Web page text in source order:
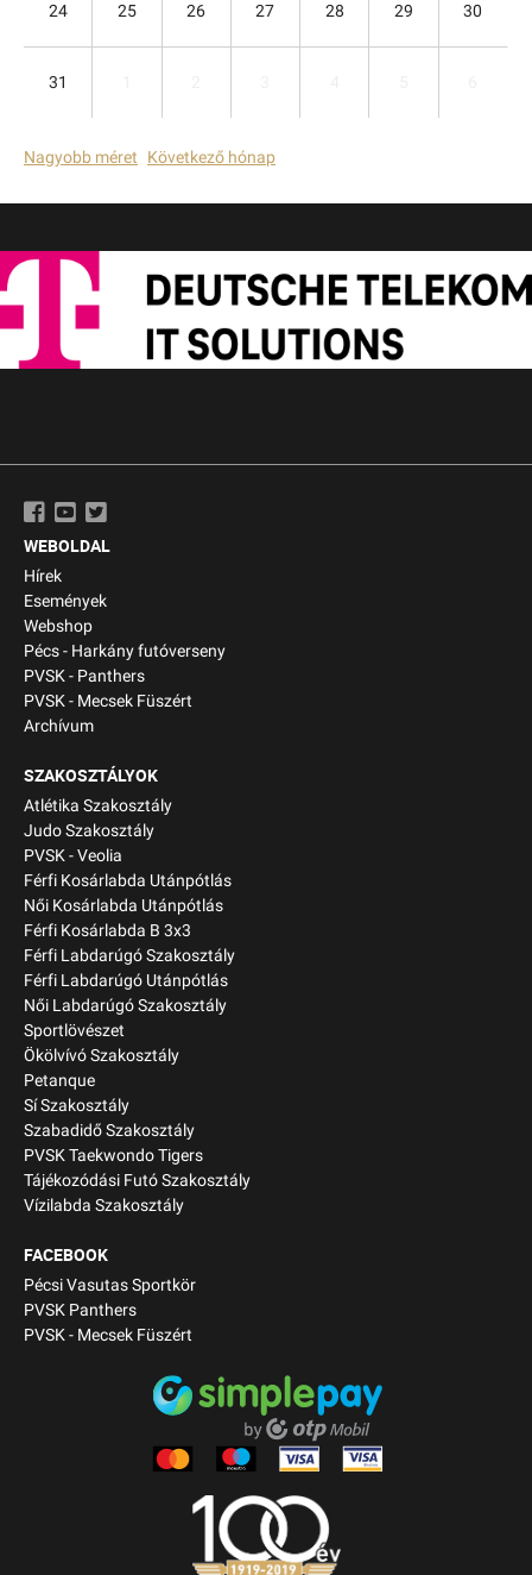
24 25 26 27 28 29 30
31
Nagyobb méret Következő hónap
WEBOLDAL
Hírek
Események
Webshop
Pécs - Harkány futóverseny
PVSK - Panthers
PVSK - Mecsek Füszért
Archívum
SZAKOSZTÁLYOK
Atlétika Szakosztály
Judo Szakosztály
PVSK - Veolia
Férfi Kosárlabda Utánpótlás
Női Kosárlabda Utánpótlás
Férfi Kosárlabda B 3x3
Férfi Labdarúgó Szakosztály
Férfi Labdarúgó Utánpótlás
Női Labdarúgó Szakosztály
Sportlövészet
Ökölvívó Szakosztály
Petanque
Sí Szakosztály
Szabadidő Szakosztály
PVSK Taekwondo Tigers
Tájékozódási Futó Szakosztály
Vízilabda Szakosztály
FACEBOOK
Pécsi Vasutas Sportkör
PVSK Panthers
PVSK - Mecsek Füszért